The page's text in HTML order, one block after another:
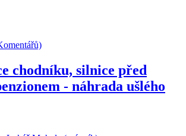
chodníku, silnice před
- náhrada ušlého